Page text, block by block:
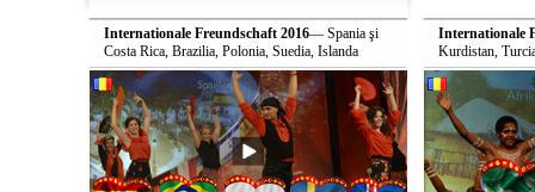
Internationale Freundschaft 2016— Spania şi
Costa Rica, Brazilia, Polonia, Suedia, Islanda
Internationale
Kurdistan,